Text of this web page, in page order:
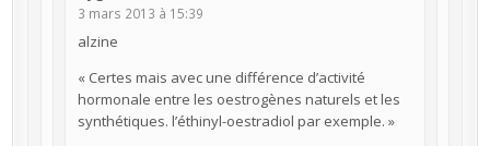
3 mars 2013 à 15:39
alzine
« Certes mais avec une différence d’activité
hormonale entre les oestrogènes naturels et les
synthétiques. l’éthinyl-oestradiol par exemple. »